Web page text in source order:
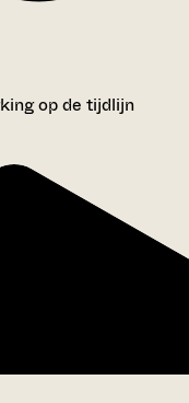
op de tijdlijn